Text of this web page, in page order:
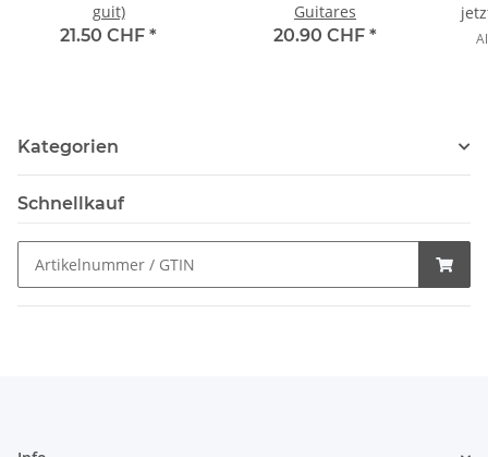
guit)
21.50 CHF *
Guitares
20.90 CHF *
Kategorien
Schnellkauf